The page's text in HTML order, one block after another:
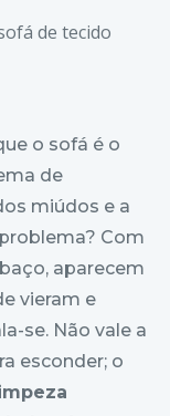
o sofá é o
de
miúdos e a
Com
aparecem
vieram e
se. Não vale a
esconder; o